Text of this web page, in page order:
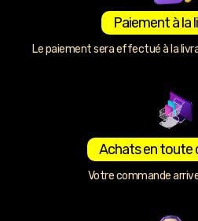
Paiement à la
Le paiement sera effectué à la
Achats en toute
Votre commande